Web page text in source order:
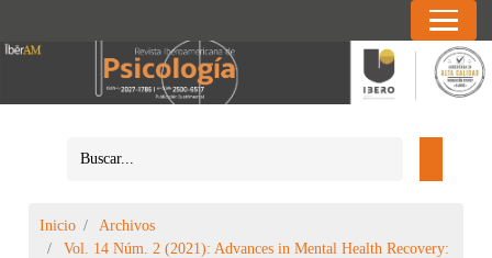
Inicio
Archivos
Vol. 14 Núm. 2 (2021): Advances in Mental Health Recovery: